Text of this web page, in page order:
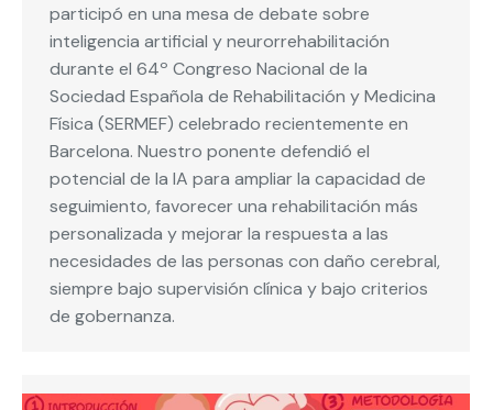
participó en una mesa de debate sobre
inteligencia artificial y neurorrehabilitación
durante el 64º Congreso Nacional de la
Sociedad Española de Rehabilitación y Medicina
Física (SERMEF) celebrado recientemente en
Barcelona. Nuestro ponente defendió el
potencial de la IA para ampliar la capacidad de
seguimiento, favorecer una rehabilitación más
personalizada y mejorar la respuesta a las
necesidades de las personas con daño cerebral,
siempre bajo supervisión clínica y bajo criterios
de gobernanza.